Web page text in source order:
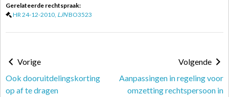
Gerelateerde rechtspraak:
HR 24-12-2010, LJNBO3523
Vorige
Ook dooruitdelingskorting
op af te dragen
Volgende
Aanpassingen in regeling voor
omzetting rechtspersoon in